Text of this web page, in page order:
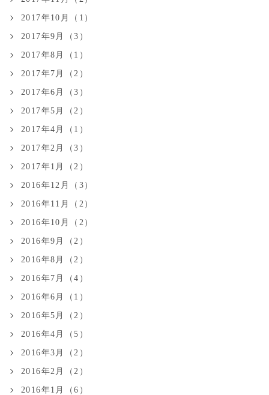
2017年10月（1）
2017年9月（3）
2017年8月（1）
2017年7月（2）
2017年6月（3）
2017年5月（2）
2017年4月（1）
2017年2月（3）
2017年1月（2）
2016年12月（3）
2016年11月（2）
2016年10月（2）
2016年9月（2）
2016年8月（2）
2016年7月（4）
2016年6月（1）
2016年5月（2）
2016年4月（5）
2016年3月（2）
2016年2月（2）
2016年1月（6）